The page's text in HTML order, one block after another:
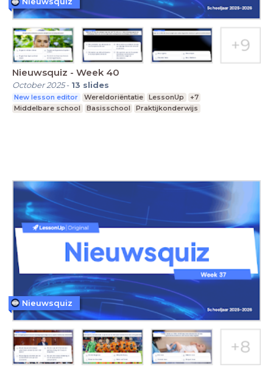
Nieuwsquiz - Week 40
October 2025- 13 slides
New lesson editor Wereldoriëntatie LessonUp
+7
Middelbare school
Basisschool Praktijkonderwijs
Nieuwsquiz